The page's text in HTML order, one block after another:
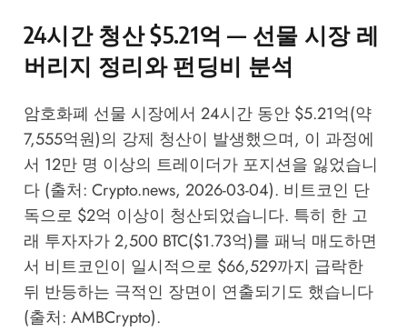
24시간 청산 $5.21억 — 선물 시장 레
버리지 정리와 펀딩비 분석
암호화폐 선물 시장에서 24시간 동안 $5.21억(약
7,555억원)의 강제 청산이 발생했으며, 이 과정에
서 12만 명 이상의 트레이더가 포지션을 잃었습니
다 (출처: Crypto.news, 2026-03-04). 비트코인 단
독으로 $2억 이상이 청산되었습니다. 특히 한 고
래 투자자가 2,500 BTC($1.73억)를 패닉 매도하면
서 비트코인이 일시적으로 $66,529까지 급락한
뒤 반등하는 극적인 장면이 연출되기도 했습니다
(출처: AMBCrypto).